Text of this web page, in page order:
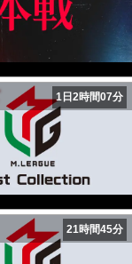
1日2時間07分
21時間45分